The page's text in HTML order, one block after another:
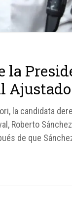
la
Ajustado
la candidata
Roberto
de que